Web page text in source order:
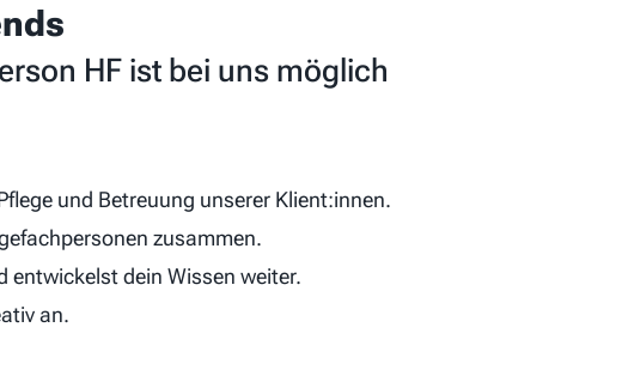
HF ist bei uns möglich
und Betreuung unserer Klient:innen.
zusammen.
entwickelst dein Wissen weiter.
an.